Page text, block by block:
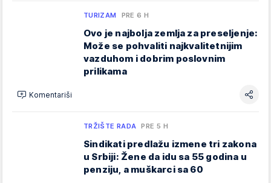
TURIZAM PRE 6 H
Ovo je najbolja zemlja za preseljenje:
Može se pohvaliti najkvalitetnijim
vazduhom i dobrim poslovnim
prilikama
Komentariši
TRŽIŠTE RADA PRE 5 H
Sindikati predlažu izmene tri zakona
u Srbiji: Žene da idu sa 55 godina u
penziju, a muškarci sa 60